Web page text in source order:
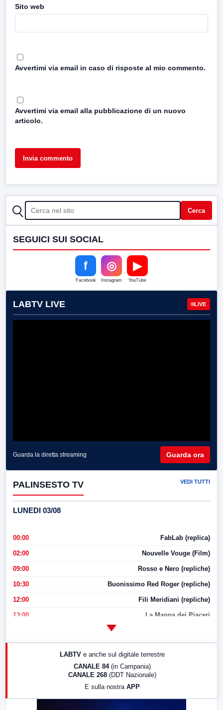
Sito web
Avvertimi via email in caso di risposte al mio commento.
Avvertimi via email alla pubblicazione di un nuovo
articolo.
CERCA Cerca
SEGUICI SUI SOCIAL
f
Facebook
◎
Instagram
▶
YouTube
LABTV LIVE LIVE
Guarda la diretta streaming Guarda ora
PALINSESTO TV VEDI TUTTI
LUNEDI 03/08
00:00 FabLab (replica)
02:00 Nouvelle Vouge (Film)
09:00 Rosso e Nero (repliche)
10:30 Buonissimo Red Roger (repliche)
12:00 Fili Meridiani (repliche)
13:00 La Mappa dei Piaceri
LABTV e anche sul digitale terrestre
CANALE 84 (in Campania)
CANALE 268 (DDT Nazionale)
E sulla nostra APP